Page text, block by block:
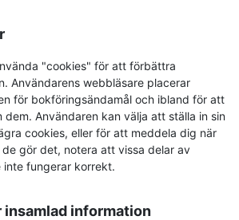
"cookies" för att förbättra
Användarens webbläsare placerar
för bokföringsändamål och ibland för att
dem. Användaren kan välja att ställa in sin
cookies, eller för att meddela dig när
gör det, notera att vissa delar av
fungerar korrekt.
insamlad information